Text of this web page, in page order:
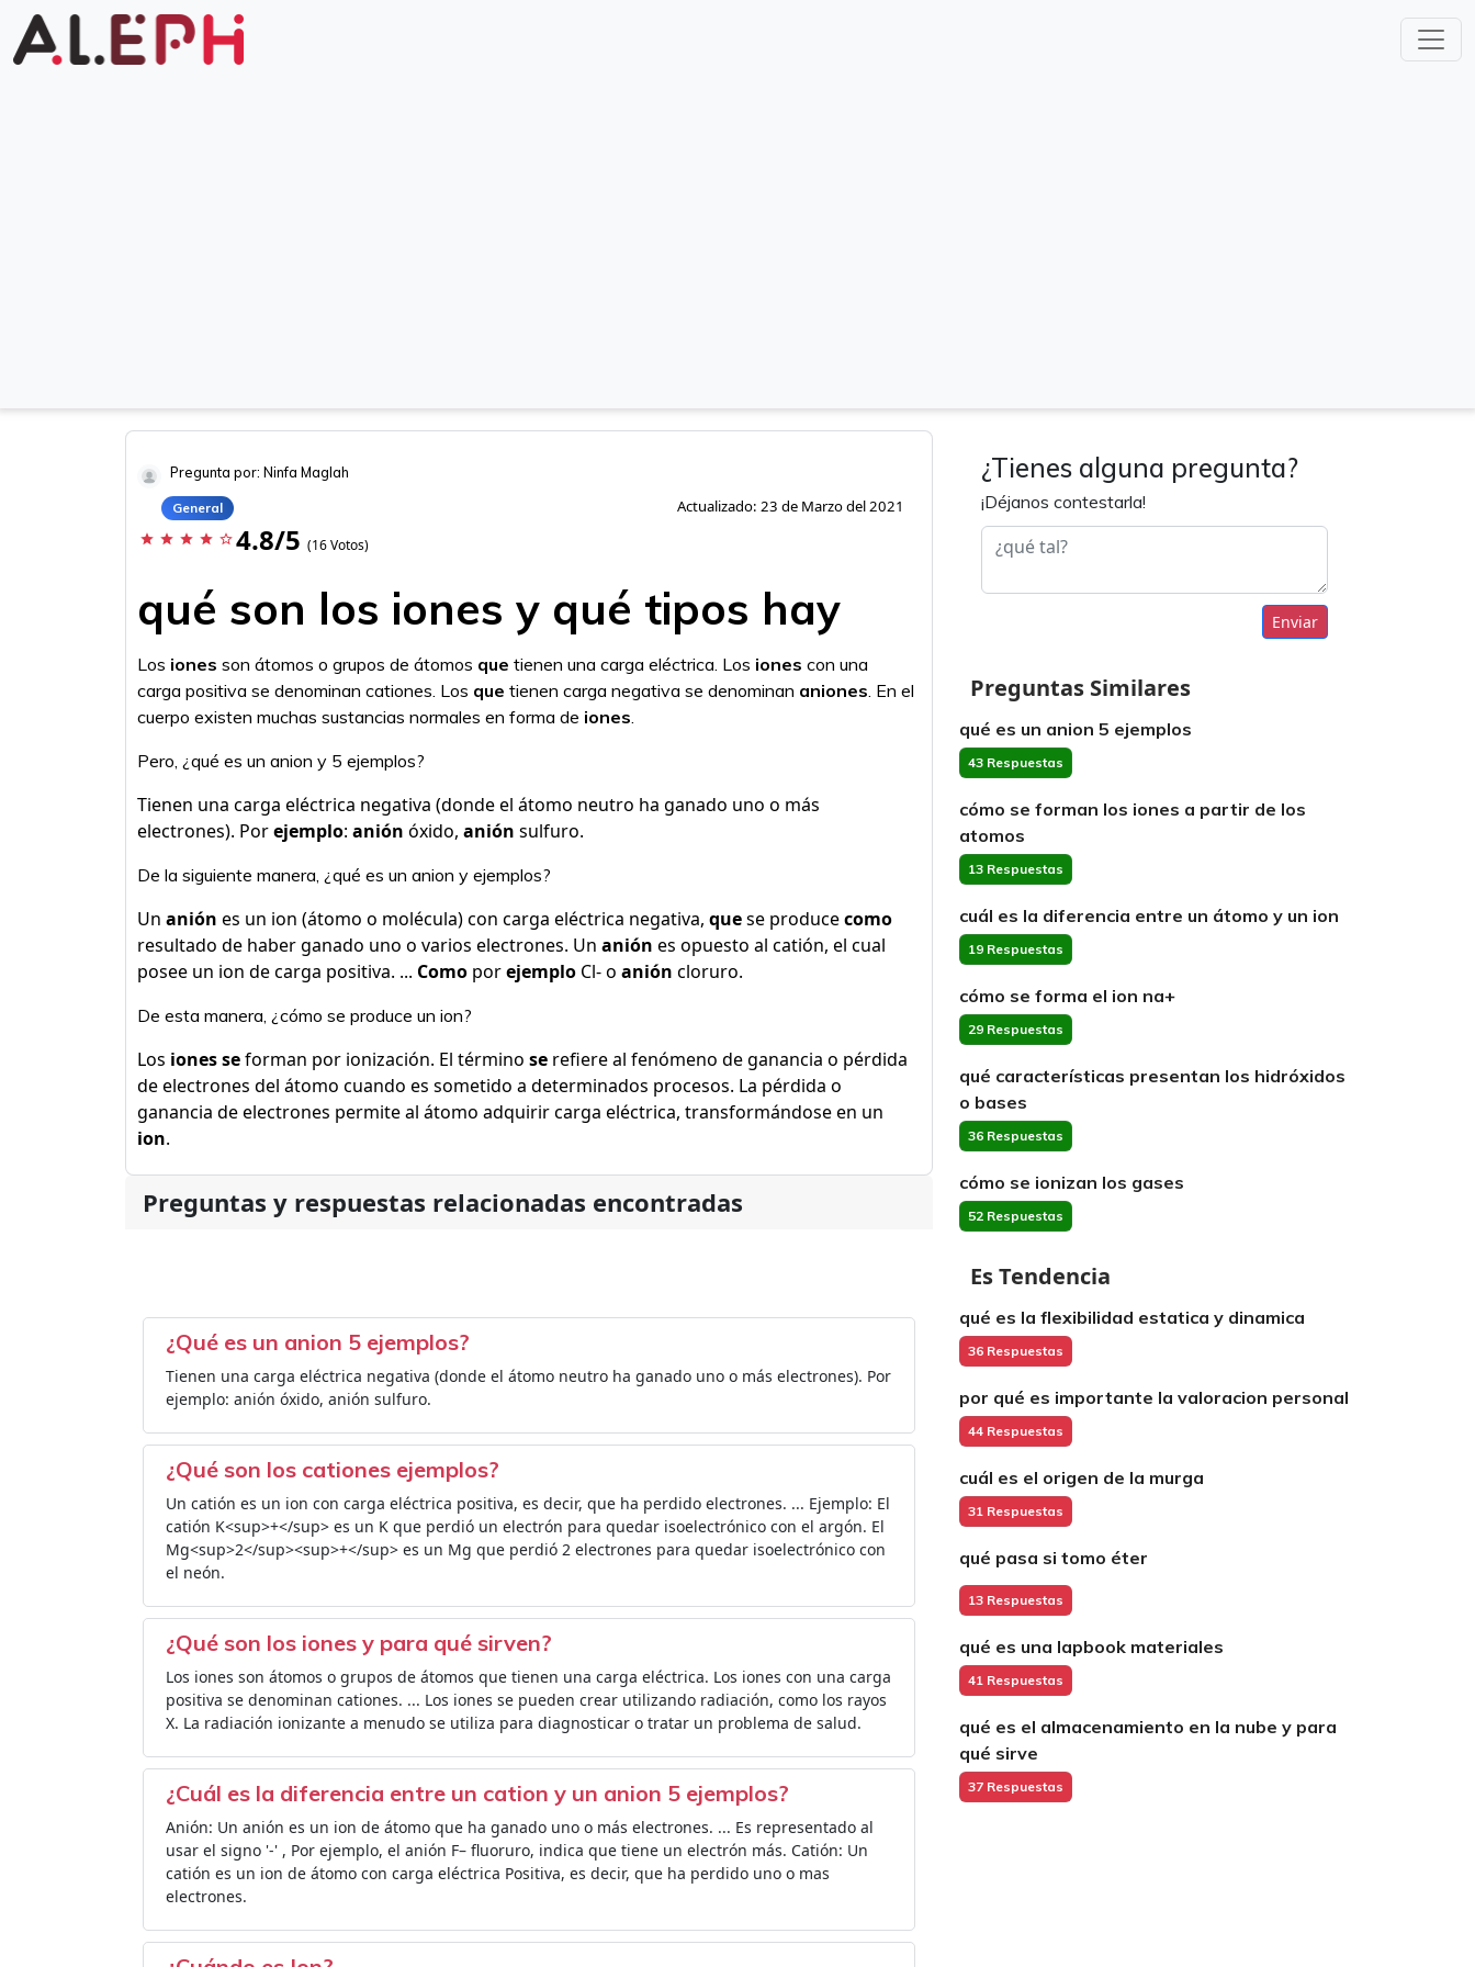
Pregunta por: Ninfa Maglah
General Actualizado: 23 de Marzo del 2021
star star star star star_border 4.8/5 (16 Votos)
qué son los iones y qué tipos hay
Los iones son átomos o grupos de átomos que tienen una carga eléctrica. Los iones con una
carga positiva se denominan cationes. Los que tienen carga negativa se denominan aniones. En el
cuerpo existen muchas sustancias normales en forma de iones.
Pero, ¿qué es un anion y 5 ejemplos?
Tienen una carga eléctrica negativa (donde el átomo neutro ha ganado uno o más
electrones). Porejemplo: anión óxido, anión sulfuro.
De la siguiente manera, ¿qué es un anion y ejemplos?
Un anión es un ion (átomo o molécula) con carga eléctrica negativa, quese producecomo
resultado de haber ganado uno o varios electrones. Un anión es opuesto al catión, el cual
posee un ion de carga positiva. ... Como porejemplo Cl- o anión cloruro.
De esta manera, ¿cómo se produce un ion?
Los iones seforman por ionización. El término se refiere al fenómeno de ganancia o pérdida
de electrones del átomo cuando es sometido a determinados procesos. La pérdida o
ganancia de electrones permite al átomo adquirir carga eléctrica, transformándose en un
ion.
Preguntas y respuestas relacionadas encontradas
¿Qué es un anion 5 ejemplos?
Tienen una carga eléctrica negativa (donde el átomo neutro ha ganado uno o más electrones). Por
ejemplo: anión óxido, anión sulfuro.
¿Qué son los cationes ejemplos?
Un catión es un ion con carga eléctrica positiva, es decir, que ha perdido electrones. ... Ejemplo: El
catión K<sup>+</sup> es un K que perdió un electrón para quedar isoelectrónico con el argón. El
Mg<sup>2</sup><sup>+</sup> es un Mg que perdió 2 electrones para quedar isoelectrónico con
el neón.
¿Qué son los iones y para qué sirven?
Los iones son átomos o grupos de átomos que tienen una carga eléctrica. Los iones con una carga
positiva se denominan cationes. ... Los iones se pueden crear utilizando radiación, como los rayos
X. La radiación ionizante a menudo se utiliza para diagnosticar o tratar un problema de salud.
¿Cuál es la diferencia entre un cation y un anion 5 ejemplos?
Anión: Un anión es un ion de átomo que ha ganado uno o más electrones. ... Es representado al
usar el signo '-' , Por ejemplo, el anión F– fluoruro, indica que tiene un electrón más. Catión: Un
catión es un ion de átomo con carga eléctrica Positiva, es decir, que ha perdido uno o mas
electrones.
¿Tienes alguna pregunta?
¡Déjanos contestarla!
Enviar
Preguntas Similares
qué es un anion 5 ejemplos
43 Respuestas
cómo se forman los iones a partir de los
atomos
13 Respuestas
cuál es la diferencia entre un átomo y un ion
19 Respuestas
cómo se forma el ion na+
29 Respuestas
qué características presentan los hidróxidos
o bases
36 Respuestas
cómo se ionizan los gases
52 Respuestas
Es Tendencia
qué es la flexibilidad estatica y dinamica
36 Respuestas
por qué es importante la valoracion personal
44 Respuestas
cuál es el origen de la murga
31 Respuestas
qué pasa si tomo éter
13 Respuestas
qué es una lapbook materiales
41 Respuestas
qué es el almacenamiento en la nube y para
qué sirve
37 Respuestas